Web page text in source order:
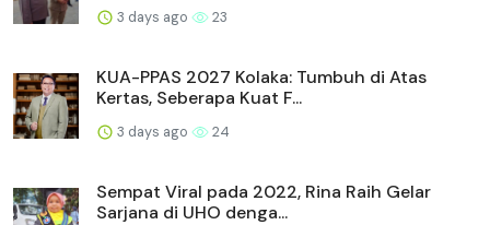
3 days ago 23
KUA-PPAS 2027 Kolaka: Tumbuh di Atas
Kertas, Seberapa Kuat F...
3 days ago 24
Sempat Viral pada 2022, Rina Raih Gelar
Sarjana di UHO denga...